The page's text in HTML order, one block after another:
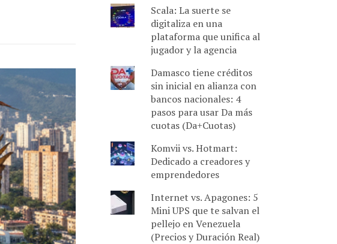
Scala: La suerte se
digitaliza en una
plataforma que unifica al
jugador y la agencia
Damasco tiene créditos
sin inicial en alianza con
bancos nacionales: 4
pasos para usar Da más
cuotas (Da+Cuotas)
Komvii vs. Hotmart:
Dedicado a creadores y
emprendedores
Internet vs. Apagones: 5
Mini UPS que te salvan el
pellejo en Venezuela
(Precios y Duración Real)